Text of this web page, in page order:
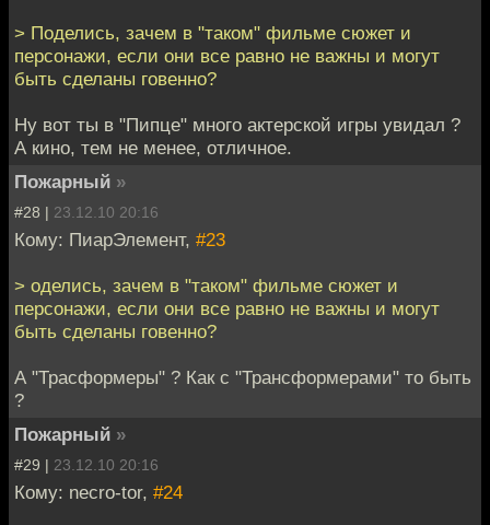
> Поделись, зачем в "таком" фильме сюжет и
персонажи, если они все равно не важны и могут
быть сделаны говенно?
Ну вот ты в "Пипце" много актерской игры увидал ?
А кино, тем не менее, отличное.
Пожарный »
#28 | 23.12.10 20:16
Кому: ПиарЭлемент, #23
> оделись, зачем в "таком" фильме сюжет и
персонажи, если они все равно не важны и могут
быть сделаны говенно?
А "Трасформеры" ? Как с "Трансформерами" то быть
?
Пожарный »
#29 | 23.12.10 20:16
Кому: necro-tor, #24